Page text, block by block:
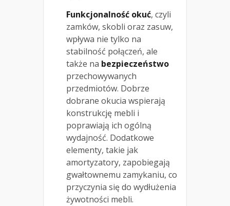
Funkcjonalność okuć, czyli
zamków, skobli oraz zasuw,
wpływa nie tylko na
stabilność połączeń, ale
także na bezpieczeństwo
przechowywanych
przedmiotów. Dobrze
dobrane okucia wspierają
konstrukcję mebli i
poprawiają ich ogólną
wydajność. Dodatkowe
elementy, takie jak
amortyzatory, zapobiegają
gwałtownemu zamykaniu, co
przyczynia się do wydłużenia
żywotności mebli.